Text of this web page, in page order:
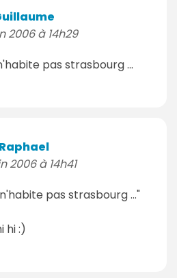
2006 à 14h29
pas strasbourg ...
Raphael
2006 à 14h41
pas strasbourg ..."
hi :)